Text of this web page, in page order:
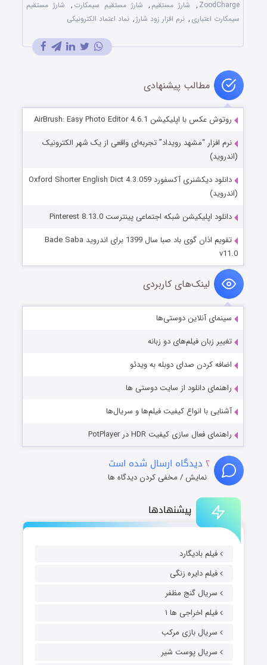
پیشنهادها
فیلم بادیگارد
فیلم دایره زنگی
سریال گنج مظفر
فیلم اخراجی ها ۱
سریال بازی مرکب
سریال پوست شیر
ZoodCharge
, شارژ مستقیم , شارژ مستقیم سیمکارت , شارژ مستقیم
سیمکارت اعتباری , نرم افزار زود شارژ, نماد اعتماد الکترونیکی
مطالب پیشنهادی
روتوش عکس با اپلیکیشن AirBrush: Easy Photo Editor 4.6.1
نرم افزار “مشهد رویداد” تجربه‌ای واقعی از یک شهر الکترونیک
(اندروید)
دانلود دیکشنری آکسفورد Oxford Shorter English Dict 4.3.059
(اندروید)
دانلود اپلیکیشن شبکه اجتماعی پینترست Pinterest 8.13.0
تقویم اذان گوی باد صبا سال 1399 برای اندروید Bade Saba
v11.0
لینک‌های کاربردی
سینمای آنلاین دوستی‌ها
تغییر زبان فیلم‌های دو زبانه
اضافه کردن صدای دوبله به ویدئو
راهنمای دانلود از سایت دوستی ها
آشنایی با انواع کیفیت فیلم‌ها و سریال‌ها
راهنمای فعال سازی کیفیت HDR در PotPlayer
۲ دیدگاه ارسال شده است
نمایش / مخفی کردن دیدگاه ها